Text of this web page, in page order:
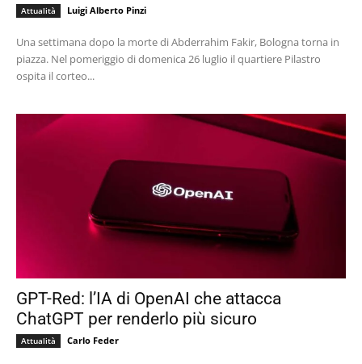
Attualità Luigi Alberto Pinzi
Una settimana dopo la morte di Abderrahim Fakir, Bologna torna in
piazza. Nel pomeriggio di domenica 26 luglio il quartiere Pilastro
ospita il corteo...
GPT-Red: l’IA di OpenAI che attacca
ChatGPT per renderlo più sicuro
Attualità Carlo Feder